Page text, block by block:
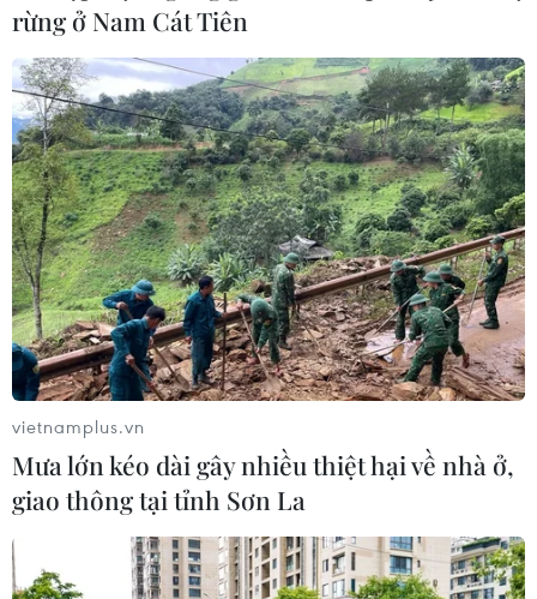
hiểm y tế cho người tham gia, từ đó khuyến
khích người dân tích cực tham gia bảo hiểm y
tế, góp phần hoàn thành mục tiêu bảo hiểm y tế
toàn dân. Đến nay, số người tham gia bảo hiểm
y tế gần 86,54 triệu người, đạt tỷ lệ bao phủ
88,66% dân số./.
(Vietnam+)
rừng ở Nam Cát Tiên
vietnamplus.vn
Mưa lớn kéo dài gây nhiều thiệt hại về nhà ở,
giao thông tại tỉnh Sơn La